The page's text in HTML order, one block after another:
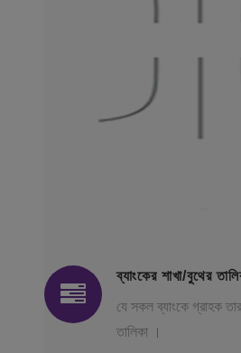
ব্যাংকের শাখা/বুথের
যে সকল ব্যাংকে গ্রাহক
তালিকা ।